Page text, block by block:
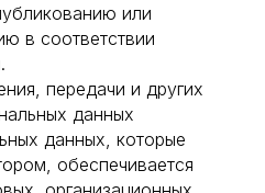
или
в соответствии
передачи и других
данных
данных, которые
обеспечивается